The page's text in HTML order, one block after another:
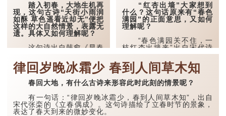
踏入初春，大地生机再
现，这句古诗“天街小雨润
如酥 草色遥看近却无”便把
这样的大自然情景，表露无
遗。具体又如何理解呢？
这句诗出自韩愈《早春
以“天街小雨润如酥”形容春
雨的轻柔与滋润，仿佛大地
被一层薄薄的酥油覆盖，充
满了生机与活力。而“草色
现时的朦胧感，远看似乎已
经绿意盎然，但走近却又难
以捕捉。
“红杏出墙”大家想到
什么？这句话原来有“春色
满园”的正面意思，又如何
理解呢？
“春色满园关不住，一
枝红杏出墙来”出自宋代诗
人叶绍翁的《游园不值》。
这句诗字面意思是：满园的
春色是关不住的，一枝盛开
的红杏已经伸出墙外来了。
然而，它背后蕴含更深刻的
诗人本想游园赏春，但
律回岁晚冰霜少 春到人间草木知
春回大地，有什么古诗来形容此时此刻的情景呢？
有一句话：“律回岁晚冰霜少，春到人间草木知”，出自
宋代张栾的《立春偶成》。这句诗描绘了立春时节的景象，
表达了春天到来的微妙变化。